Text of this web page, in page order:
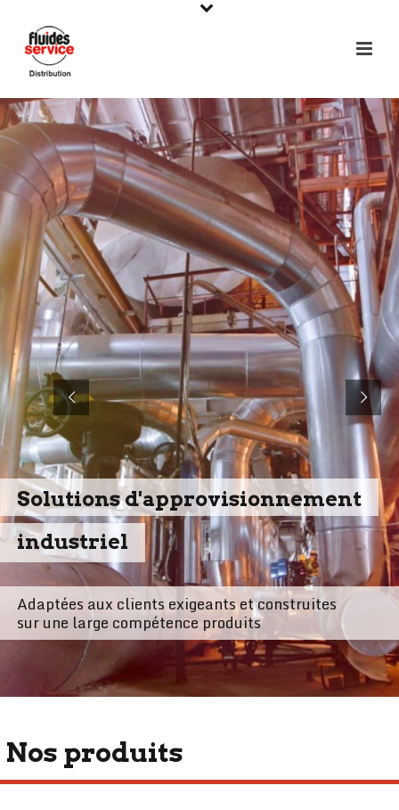
Solutions d'approvisionnement
industriel
Adaptées aux clients exigeants et construites
sur une large compétence produits
Nos produits